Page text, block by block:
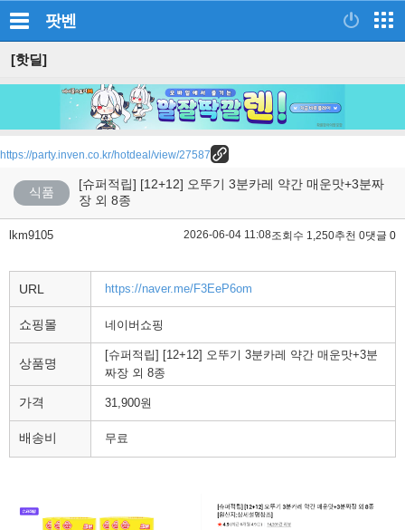
팟벤
[핫딜]
https://party.inven.co.kr/hotdeal/view/27587
식품
[슈퍼적립] [12+12] 오뚜기 3분카레 약간 매운맛+3분짜
장 외 8종
lkm9105 2026-06-04 11:08조회수 1,250추천 0댓글 0
URL https://naver.me/F3EeP6om
쇼핑몰 네이버쇼핑
상품명
[슈퍼적립] [12+12] 오뚜기 3분카레 약간 매운맛+3분
짜장 외 8종
가격 31,900원
배송비 무료